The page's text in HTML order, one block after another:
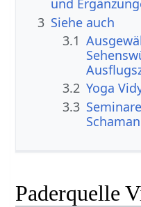
und
3 Siehe auch
3.1
3.2 Yoga
3.3